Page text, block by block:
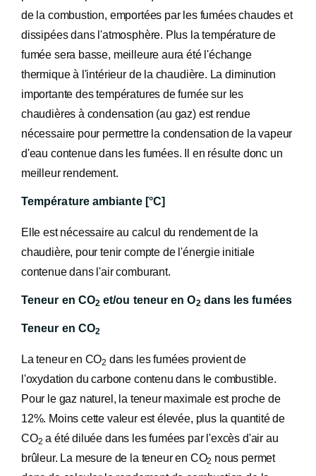
de la combustion, emportées par les fumées chaudes et
dissipées dans l'atmosphère. Plus la température de
fumée sera basse, meilleure aura été l'échange
thermique à l'intérieur de la chaudière. La diminution
importante des températures de fumée sur les
chaudières à condensation (au gaz) est rendue
nécessaire pour permettre la condensation de la vapeur
d'eau contenue dans les fumées. Il en résulte donc un
meilleur rendement.
Température ambiante [°C]
Elle est nécessaire au calcul du rendement de la
chaudière, pour tenir compte de l'énergie initiale
contenue dans l'air comburant.
Teneur en CO2 et/ou teneur en O2 dans les fumées
Teneur en CO2
La teneur en CO2 dans les fumées provient de
l'oxydation du carbone contenu dans le combustible.
Pour le gaz naturel, la teneur maximale est proche de
12%. Moins cette valeur est élevée, plus la quantité de
CO2 a été diluée dans les fumées par l'excès d'air au
brûleur. La mesure de la teneur en CO2 nous permet